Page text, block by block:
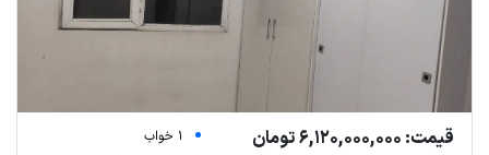
قیمت: 6,120,000,000 تومان
1 خواب